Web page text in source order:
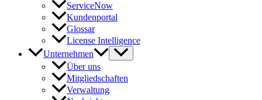
ServiceNow
Kundenportal
Glossar
License Intelligence
Unternehmen
Über uns
Mitgliedschaften
Verwaltung